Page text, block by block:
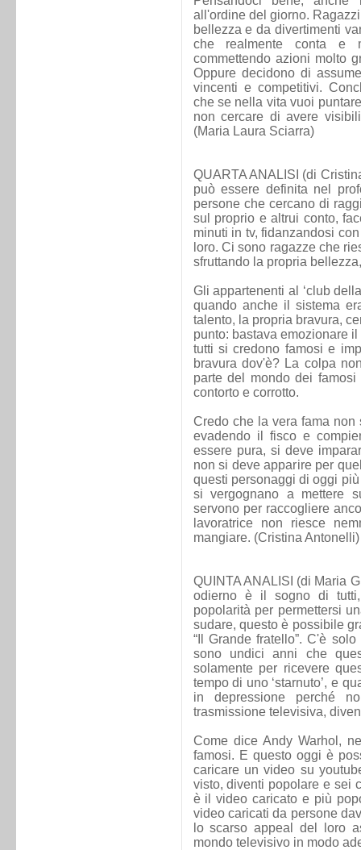
all'ordine del giorno.
bellezza e da divertimenti
che realmente conta e
commettendo azioni molto
Oppure decidono di
vincenti e competitivi.
che se nella vita vuoi
non cercare di avere
(Maria Laura Sciarra)
QUARTA ANALISI (di
può essere definita nel
persone che cercano di
sul proprio e altrui conto,
minuti in tv, fidanzandosi
loro. Ci sono ragazze che
sfruttando la propria
Gli appartenenti al ‘club
quando anche il sistema
talento, la propria bravura,
punto: bastava emozionare
tutti si credono famosi e
bravura dov'è? La colpa
parte del mondo dei
contorto e corrotto.
Credo che la vera fama non
evadendo il fisco e
essere pura, si deve
non si deve apparire per
questi personaggi di oggi
si vergognano a mettere
servono per raccogliere
lavoratrice non riesce
mangiare. (Cristina Antonelli)
QUINTA ANALISI (di Maria
odierno è il sogno di
popolarità per permettersi
sudare, questo è possibile
“Il Grande fratello”. C'è
sono undici anni che
solamente per ricevere
tempo di uno ‘starnuto’, e
in depressione perché
trasmissione televisiva,
Come dice Andy Warhol,
famosi. E questo oggi è
caricare un video su
visto, diventi popolare e sei
è il video caricato e più
video caricati da persone
lo scarso appeal del loro
mondo televisivo in modo